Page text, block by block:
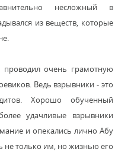
несложный в
из веществ, которые
очень грамотную
Ведь взрывники - это
Хорошо обученный
удачливые взрывники
и опекались лично Абу
не только им, но жизнью его